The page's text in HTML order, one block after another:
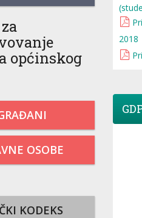
općinskog
OSOBE
KODEKS
2018